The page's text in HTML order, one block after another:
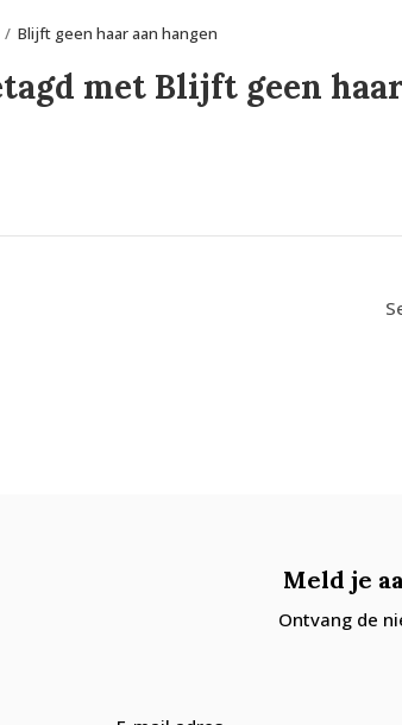
Blijft geen haar aan hangen
met Blijft geen
Meld je
Ontvang de